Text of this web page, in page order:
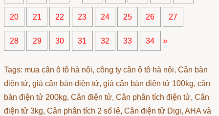
20 21 22 23 24 25 26 27
28 29 30 31 32 33 34 »
Tags: mua cân ô tô hà nội, công ty cân ô tô hà nội, Cân bàn
điện tử, giá cân bàn điện tử, giá cân bàn điện tử 100kg, cân
bàn điện tử 200kg, Cân điện tử, Cân phân tích điện tử, Cân
điện tử 3kg, Cân phân tích 2 số lẻ, Cân điện tử Digi, AHA và